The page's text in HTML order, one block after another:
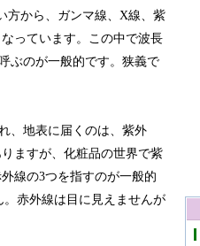
方から、ガンマ線、X線、紫
っています。この中で波長
ぶのが一般的です。狭義で
、地表に届くのは、紫外
ますが、化粧品の世界で紫
線の3つを指すのが一般的
赤外線は目に見えませんが